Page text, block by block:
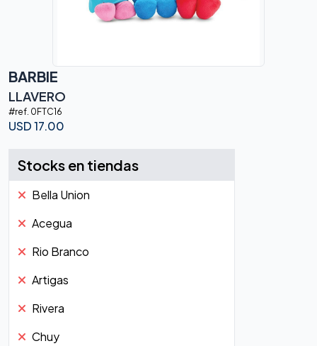
BARBIE
LLAVERO
#ref. 0FTC16
USD17.00
Stocks en tiendas
Bella Union
Acegua
Rio Branco
Artigas
Rivera
Chuy